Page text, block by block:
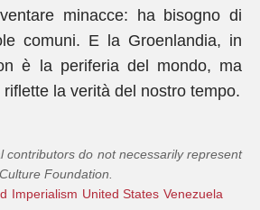
minacce: ha bisogno di
comuni. E la Groenlandia, in
è la periferia del mondo, ma
la verità del nostro tempo.
contributors do not necessarily represent
Foundation.
Imperialism United States Venezuela